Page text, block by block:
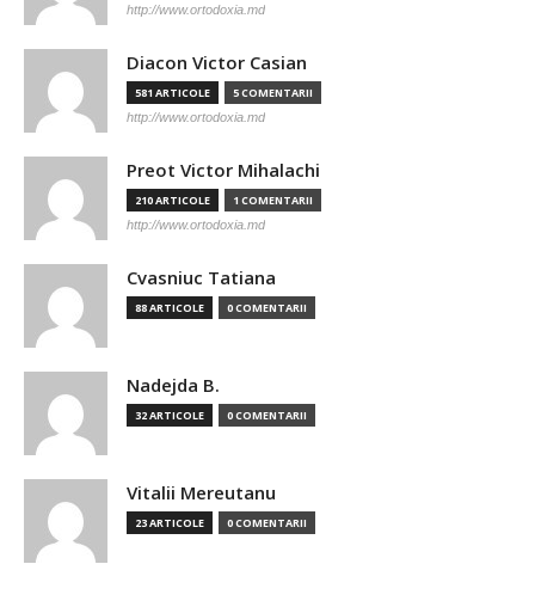
http://www.ortodoxia.md
Diacon Victor Casian
581 ARTICOLE 5 COMENTARII
http://www.ortodoxia.md
Preot Victor Mihalachi
210 ARTICOLE 1 COMENTARII
http://www.ortodoxia.md
Cvasniuc Tatiana
88 ARTICOLE 0 COMENTARII
Nadejda B.
32 ARTICOLE 0 COMENTARII
Vitalii Mereutanu
23 ARTICOLE 0 COMENTARII